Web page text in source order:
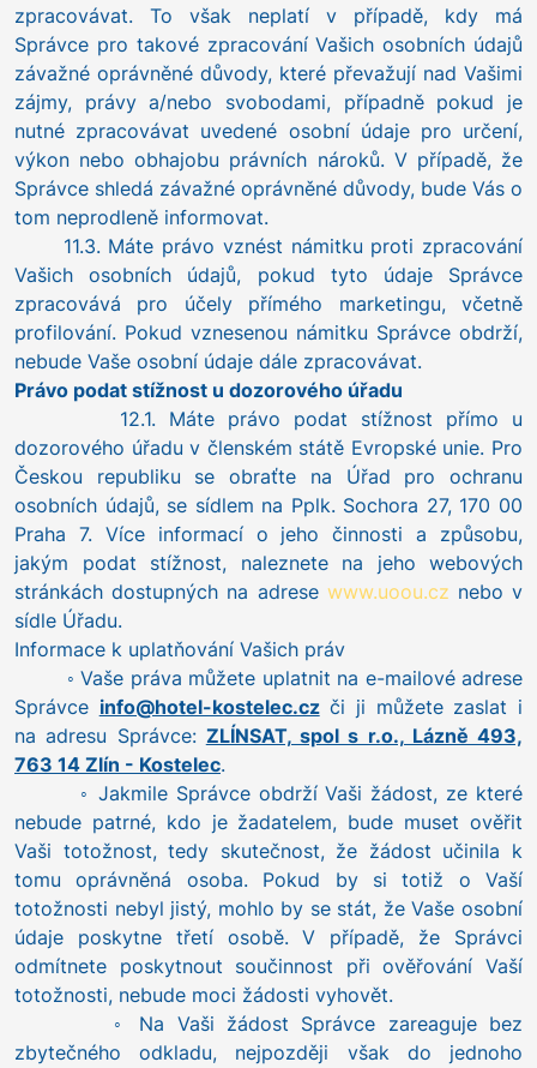
zpracovávat. To však neplatí v případě, kdy má
Správce pro takové zpracování Vašich osobních údajů
závažné oprávněné důvody, které převažují nad Vašimi
zájmy, právy a/nebo svobodami, případně pokud je
nutné zpracovávat uvedené osobní údaje pro určení,
výkon nebo obhajobu právních nároků. V případě, že
Správce shledá závažné oprávněné důvody, bude Vás o
tom neprodleně informovat.
11.3. Máte právo vznést námitku proti zpracování
Vašich osobních údajů, pokud tyto údaje Správce
zpracovává pro účely přímého marketingu, včetně
profilování. Pokud vznesenou námitku Správce obdrží,
nebude Vaše osobní údaje dále zpracovávat.
Právo podat stížnost u dozorového úřadu
12.1. Máte právo podat stížnost přímo u
dozorového úřadu v členském státě Evropské unie. Pro
Českou republiku se obraťte na Úřad pro ochranu
osobních údajů, se sídlem na Pplk. Sochora 27, 170 00
Praha 7. Více informací o jeho činnosti a způsobu,
jakým podat stížnost, naleznete na jeho webových
stránkách dostupných na adrese www.uoou.cz nebo v
sídle Úřadu.
Informace k uplatňování Vašich práv
◦ Vaše práva můžete uplatnit na e-mailové adrese
Správce info@hotel-kostelec.czči ji můžete zaslat i
na adresu Správce: ZLÍNSAT, spol s r.o., Lázně 493,
763 14 Zlín - Kostelec.
◦ Jakmile Správce obdrží Vaši žádost, ze které
nebude patrné, kdo je žadatelem, bude muset ověřit
Vaši totožnost, tedy skutečnost, že žádost učinila k
tomu oprávněná osoba. Pokud by si totiž o Vaší
totožnosti nebyl jistý, mohlo by se stát, že Vaše osobní
údaje poskytne třetí osobě. V případě, že Správci
odmítnete poskytnout součinnost při ověřování Vaší
totožnosti, nebude moci žádosti vyhovět.
◦ Na Vaši žádost Správce zareaguje bez
zbytečného odkladu, nejpozději však do jednoho